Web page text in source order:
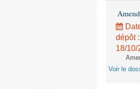
dépôt :
18/10/
Voir le